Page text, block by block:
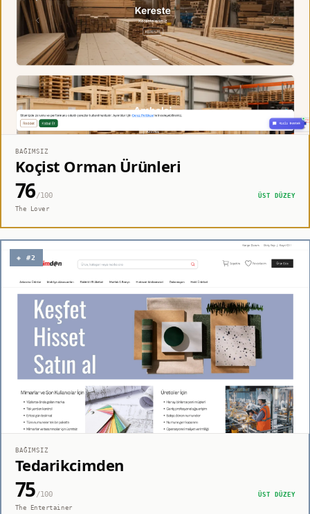
BAĞIMSIZ
Koçist Orman Ürünleri
76/100
ÜST DÜZEY
The Lover
◈ #2
BAĞIMSIZ
Tedarikcimden
75/100
ÜST DÜZEY
The Entertainer